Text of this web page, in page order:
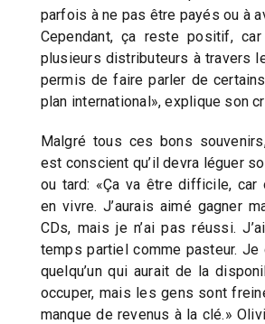
parfois à ne pas être payés ou à
Cependant, ça reste positif,
plusieurs distributeurs à travers
permis de faire parler de
plan international», explique son
Malgré tous ces bons
est conscient qu’il devra léguer
ou tard: «Ça va être difficile, car
en vivre. J’aurais aimé gagner
CDs, mais je n’ai pas réussi.
temps partiel comme pasteur. Je
quelqu’un qui aurait de la
occuper, mais les gens sont
manque de revenus à la clé.»